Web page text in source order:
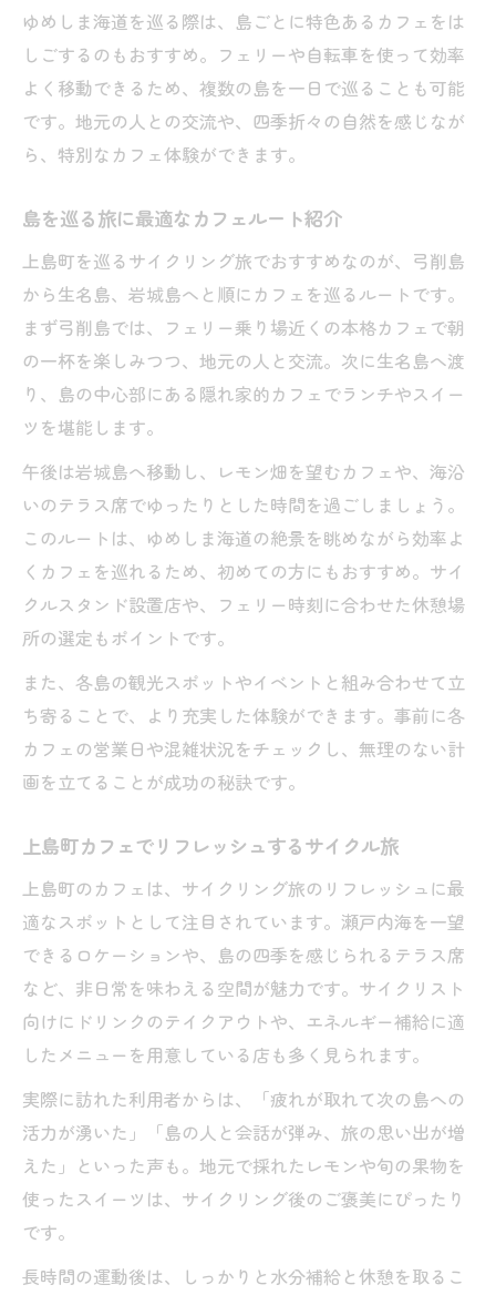
ゆめしま海道を巡る際は、島ごとに特色あるカフェをは
しごするのもおすすめ。フェリーや自転車を使って効率
よく移動できるため、複数の島を一日で巡ることも可能
です。地元の人との交流や、四季折々の自然を感じなが
ら、特別なカフェ体験ができます。
島を巡る旅に最適なカフェルート紹介
上島町を巡るサイクリング旅でおすすめなのが、弓削島
から生名島、岩城島へと順にカフェを巡るルートです。
まず弓削島では、フェリー乗り場近くの本格カフェで朝
の一杯を楽しみつつ、地元の人と交流。次に生名島へ渡
り、島の中心部にある隠れ家的カフェでランチやスイー
ツを堪能します。
午後は岩城島へ移動し、レモン畑を望むカフェや、海沿
いのテラス席でゆったりとした時間を過ごしましょう。
このルートは、ゆめしま海道の絶景を眺めながら効率よ
くカフェを巡れるため、初めての方にもおすすめ。サイ
クルスタンド設置店や、フェリー時刻に合わせた休憩場
所の選定もポイントです。
また、各島の観光スポットやイベントと組み合わせて立
ち寄ることで、より充実した体験ができます。事前に各
カフェの営業日や混雑状況をチェックし、無理のない計
画を立てることが成功の秘訣です。
上島町カフェでリフレッシュするサイクル旅
上島町のカフェは、サイクリング旅のリフレッシュに最
適なスポットとして注目されています。瀬戸内海を一望
できるロケーションや、島の四季を感じられるテラス席
など、非日常を味わえる空間が魅力です。サイクリスト
向けにドリンクのテイクアウトや、エネルギー補給に適
したメニューを用意している店も多く見られます。
実際に訪れた利用者からは、「疲れが取れて次の島への
活力が湧いた」「島の人と会話が弾み、旅の思い出が増
えた」といった声も。地元で採れたレモンや旬の果物を
使ったスイーツは、サイクリング後のご褒美にぴったり
です。
長時間の運動後は、しっかりと水分補給と休憩を取るこ